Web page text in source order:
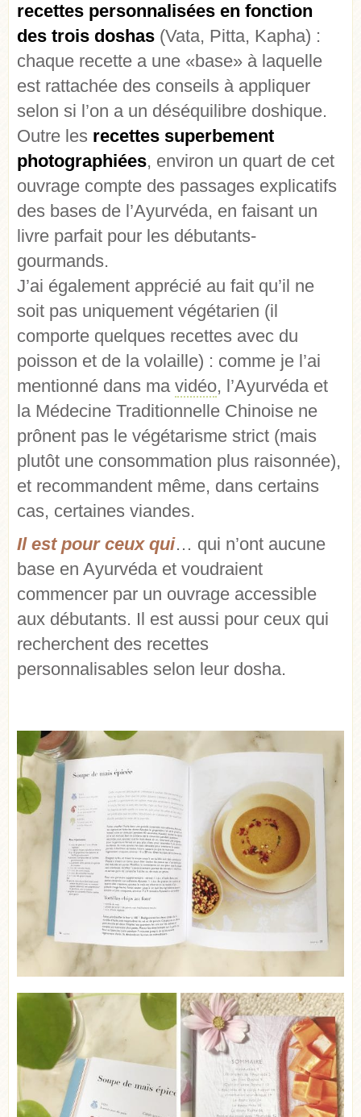
recettes personnalisées en fonction
des trois doshas (Vata, Pitta, Kapha) :
chaque recette a une «base» à laquelle
est rattachée des conseils à appliquer
selon si l’on a un déséquilibre doshique.
Outre les recettes superbement
photographiées, environ un quart de cet
ouvrage compte des passages explicatifs
des bases de l’Ayurvéda, en faisant un
livre parfait pour les débutants-
gourmands.
J’ai également apprécié au fait qu’il ne
soit pas uniquement végétarien (il
comporte quelques recettes avec du
poisson et de la volaille) : comme je l’ai
mentionné dans ma vidéo, l’Ayurvéda et
la Médecine Traditionnelle Chinoise ne
prônent pas le végétarisme strict (mais
plutôt une consommation plus raisonnée),
et recommandent même, dans certains
cas, certaines viandes.
Il est pour ceux qui… qui n’ont aucune
base en Ayurvéda et voudraient
commencer par un ouvrage accessible
aux débutants. Il est aussi pour ceux qui
recherchent des recettes
personnalisables selon leur dosha.